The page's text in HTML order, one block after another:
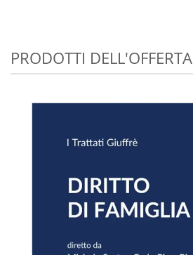
PRODOTTI DELL'OFFERTA